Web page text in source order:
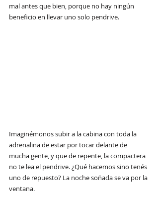
mal antes que bien, porque no hay ningún
beneficio en llevar uno solo pendrive.
Imaginémonos subir a la cabina con toda la
adrenalina de estar por tocar delante de
mucha gente, y que de repente, la compactera
no te lea el pendrive. ¿Qué hacemos sino tenés
uno de repuesto? La noche soñada se va por la
ventana.